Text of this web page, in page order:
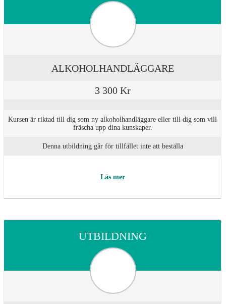
ALKOHOLHANDLÄGGARE
3 300 Kr
Kursen är riktad till dig som ny alkoholhandläggare eller till dig som vill
fräscha upp dina kunskaper.
Denna utbildning går för tillfället inte att beställa
Läs mer
UTBILDNING